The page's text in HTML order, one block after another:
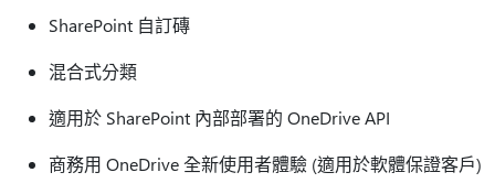
SharePoint 自訂磚
混合式分類
適用於 SharePoint 內部部署的 OneDrive API
商務用 OneDrive 全新使用者體驗 (適用於軟體保證客戶)